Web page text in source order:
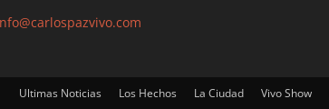
Ultimas Noticias Los Hechos La Ciudad Vivo Show